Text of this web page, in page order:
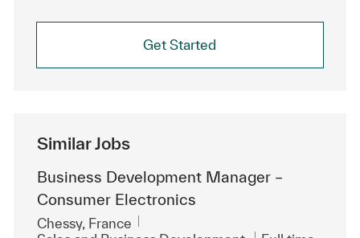
Get Started
Similar Jobs
Business Development Manager –
Consumer Electronics
Location
Chessy, France